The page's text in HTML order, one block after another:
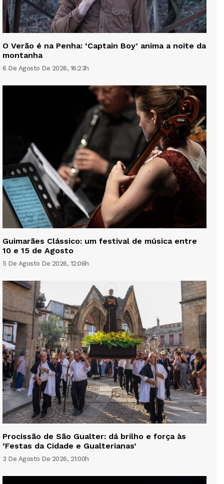
O Verão é na Penha: ‘Captain Boy’ anima a noite da
montanha
6 De Agosto De 2026, 16:23h
Guimarães Clássico: um festival de música entre
10 e 15 de Agosto
5 De Agosto De 2026, 12:06h
Procissão de São Gualter: dá brilho e força às
‘Festas da Cidade e Gualterianas’
3 De Agosto De 2026, 21:00h